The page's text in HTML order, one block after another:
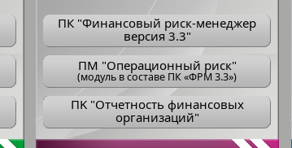
ПК "Финансовый риск-менеджер
версия 3.3"
ПM "Операционный риск"
(модуль в составе ПК «ФРМ 3.3»)
ПK "Отчетность финансовых
организаций"